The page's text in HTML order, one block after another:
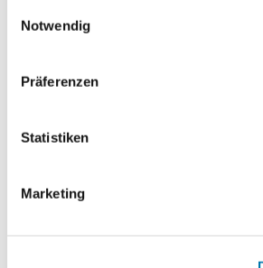
Notwendig
Präferenzen
Statistiken
Marketing
Anreise: 16:00 - 20:00
Services
kostenloser Parkplatz
Zahlungsoptionen vor Ort
Ausschließlich Barzahlung
Ausstattung